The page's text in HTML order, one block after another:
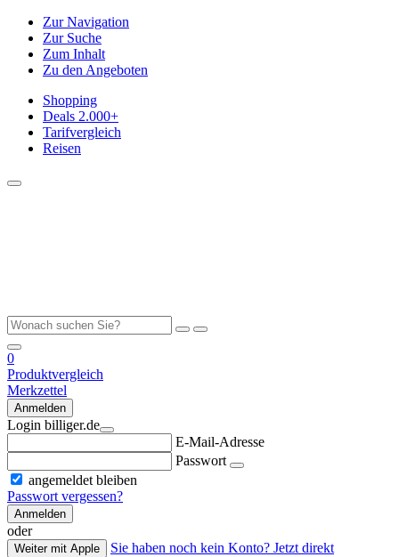
Zur Navigation
Zur Suche
Zum Inhalt
Zu den Angeboten
Shopping
Deals 2.000+
Tarifvergleich
Reisen
0
Produktvergleich
Merkzettel
Anmelden
Login billiger.de
E-Mail-Adresse
Passwort
angemeldet bleiben
Passwort vergessen?
Anmelden
oder
Weiter mit Apple
Sie haben noch kein Konto? Jetzt direkt